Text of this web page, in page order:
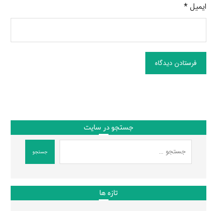
ایمیل*
فرستادن دیدگاه
جستجو در سایت
جستجو
تازه ها